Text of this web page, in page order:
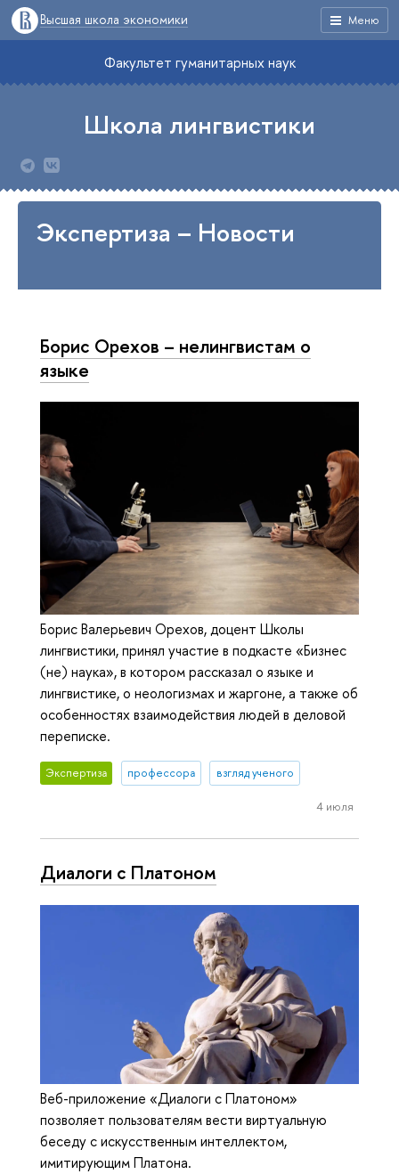
Меню
Высшая школа экономики
Факультет гуманитарных наук
Школа лингвистики
Экспертиза – Новости
Борис Орехов – нелингвистам о
языке
Борис Валерьевич Орехов, доцент Школы
лингвистики, принял участие в подкасте «Бизнес
(не) наука», в котором рассказал о языке и
лингвистике, о неологизмах и жаргоне, а также об
особенностях взаимодействия людей в деловой
переписке.
Экспертиза профессора взгляд ученого
4 июля
Диалоги с Платоном
Веб-приложение «Диалоги с Платоном»
позволяет пользователям вести виртуальную
беседу с искусственным интеллектом,
имитирующим Платона.